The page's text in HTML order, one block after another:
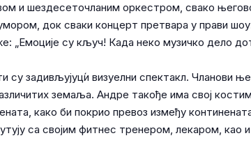
и шездесеточланим оркестром, свако
док сваки концерт претвара у прави шоу.
„Емоције су кључ! Када неко музичко дело
су задивљујуц́и визуелни спектакл. Чланови
земаља. Андре такође има свој
како би покрио превоз између
са својим фитнес тренером, лекаром, као